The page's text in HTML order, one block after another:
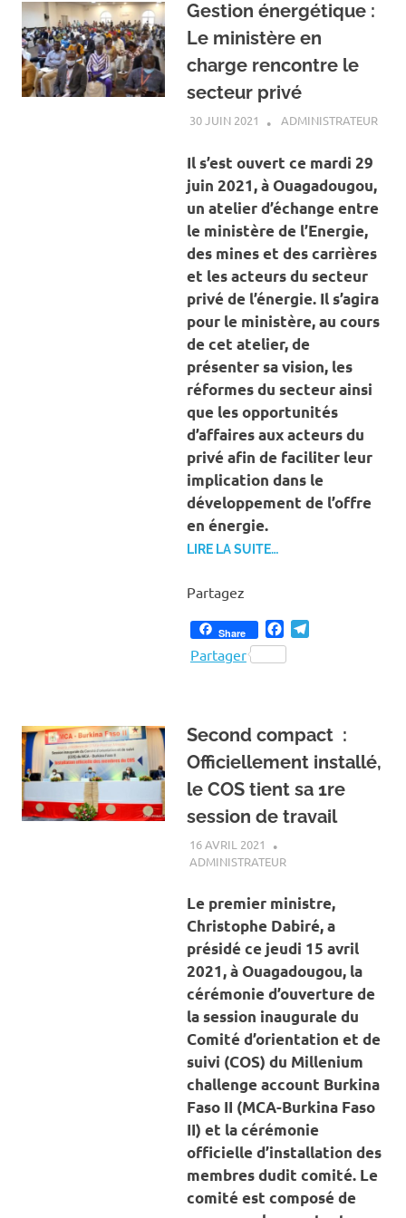
Gestion énergétique :
Le ministère en
charge rencontre le
secteur privé
30 JUIN 2021 ADMINISTRATEURA LA
Il s’est ouvert ce mardi 29
juin 2021, à Ouagadougou,
un atelier d’échange entre
le ministère de l’Energie,
des mines et des carrières
et les acteurs du secteur
privé de l’énergie. Il s’agira
pour le ministère, au cours
de cet atelier, de
présenter sa vision, les
réformes du secteur ainsi
que les opportunités
d’affaires aux acteurs du
privé afin de faciliter leur
implication dans le
développement de l’offre
en énergie.
LIRE LA SUITE…
Partagez
Share Facebook
Partager
Second compact :
Officiellement installé,
le COS tient sa 1re
session de travail
16 AVRIL 2021
ADMINISTRATEURA LA UNE
Le premier ministre,
Christophe Dabiré, a
présidé ce jeudi 15 avril
2021, à Ouagadougou, la
cérémonie d’ouverture de
la session inaugurale du
Comité d’orientation et de
suivi (COS) du Millenium
challenge account Burkina
Faso II (MCA-Burkina Faso
II) et la cérémonie
officielle d’installation des
membres dudit comité. Le
comité est composé de